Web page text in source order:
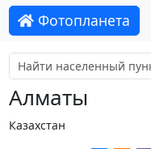
Фотопланета
Алматы
Казахстан